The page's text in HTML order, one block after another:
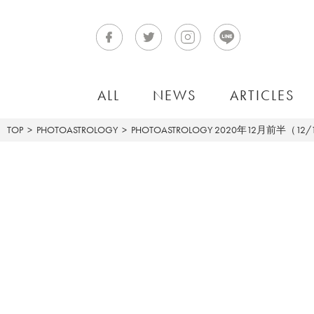
ALL NEWS ARTICLES
TOP PHOTOASTROLOGY PHOTOASTROLOGY 2020年12月前半（